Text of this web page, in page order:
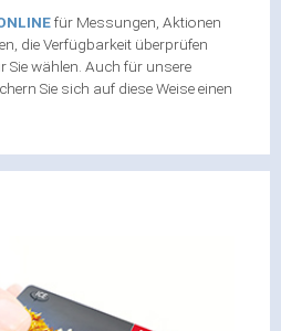
für Messungen, Aktionen
die Verfügbarkeit überprüfen
Sie wählen. Auch für unsere
Sie sich auf diese Weise einen